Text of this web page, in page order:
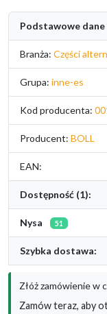
Podstawowe dane
Branża: Części
Grupa: inne-es
Kod producenta:
Producent: BOLL
EAN:
Dostępność (1):
Nysa 51
Szybka dostawa:
Złóż zamówienie w
Zamów teraz, aby